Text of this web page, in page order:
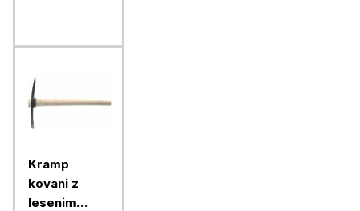
Kramp
kovani z
lesenim